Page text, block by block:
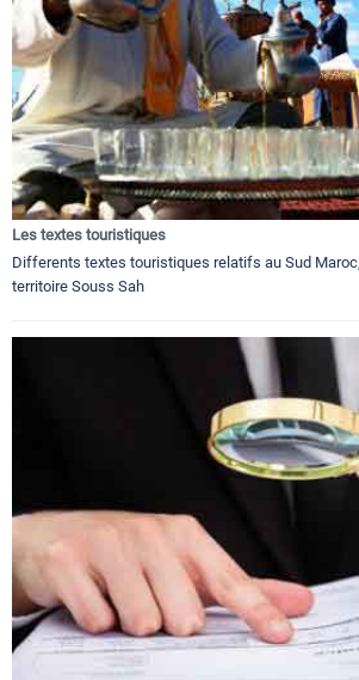
Les textes touristiques
Differents textes touristiques relatifs au Sud
territoire Souss Sah